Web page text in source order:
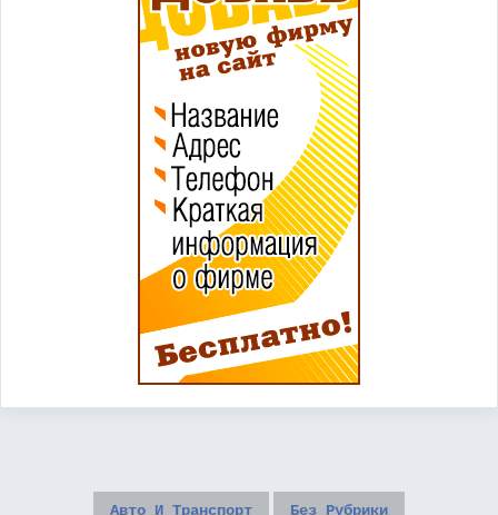
Авто И Транспорт Без Рубрики